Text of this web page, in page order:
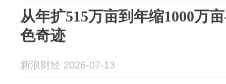
从年扩515万亩到年缩1000
色奇迹
新浪财经 2026-07-13